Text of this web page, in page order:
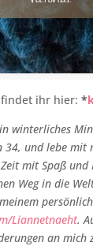
findet ihr hier:*
winterliches
und lebe mit
mit Spaß
Weg in die
Liannetnaeht.
an mich